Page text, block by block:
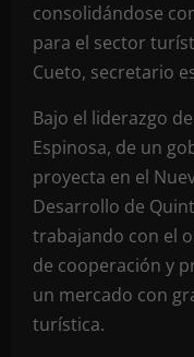
consolidándose
para el sector
Cueto, secretario
Bajo el liderazgo
Espinosa, de un
proyecta en el
Desarrollo de
trabajando con el
de cooperación y
un mercado con
turística.